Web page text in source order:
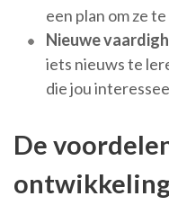
een plan om ze
Nieuwe
iets nieuws te
die jou
De
ontwikkeling